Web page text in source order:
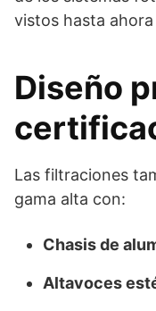
vistos hasta ahora
Diseño
Las filtraciones
gama alta con:
Chasis de
Altavoces